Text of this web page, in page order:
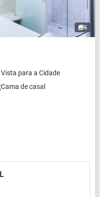
5
Vista para a Cidade
Cama de casal